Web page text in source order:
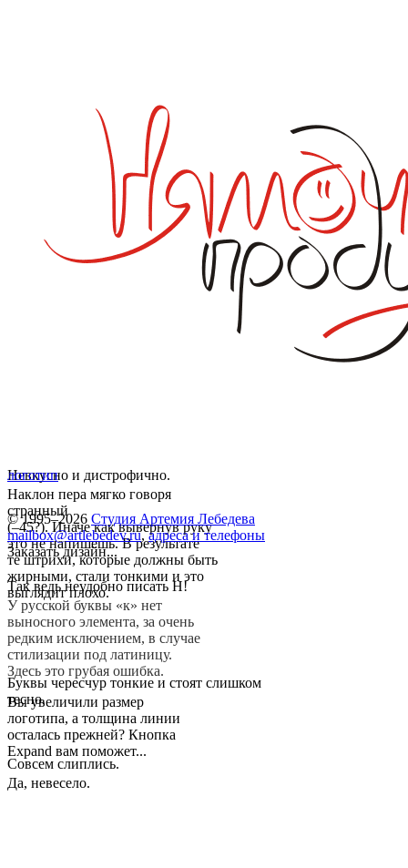
Невкусно и дистрофично.
Наклон пера мягко говоря
странный
(–45?). Иначе как вывернув руку
это не напишешь. В результате
те штрихи, которые должны быть
жирными, стали тонкими и это
выглядит плохо.
Так ведь неудобно писать Н!
У русской буквы «к» нет
выносного элемента, за очень
редким исключением, в случае
стилизации под латиницу.
Здесь это грубая ошибка.
Буквы чересчур тонкие и стоят слишком
тесно.
Вы увеличили размер
логотипа, а толщина линии
осталась прежней? Кнопка
Expand вам поможет...
Совсем слиплись.
Да, невесело.
логотип
© 1995–2026 Студия Артемия Лебедева
mailbox@artlebedev.ru, адреса и телефоны
Заказать дизайн...